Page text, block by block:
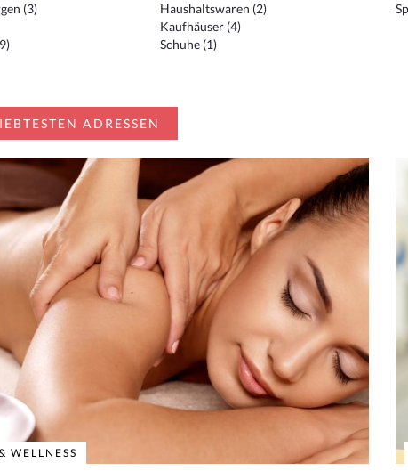
(3)
Haushaltswaren (2)
Kaufhäuser (4)
Schuhe (1)
ADRESSEN
WELLNESS